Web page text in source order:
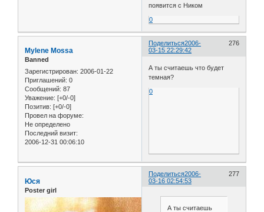
появится с Ником
0
Поделиться 276
2006-
03-15 22:29:42
Mylene Mossa
Banned
Зарегистрирован: 2006-01-22
Приглашений: 0
Сообщений: 87
Уважение: [+0/-0]
Позитив: [+0/-0]
Провел на форуме:
Не определено
Последний визит:
2006-12-31 00:06:10
А ты считаешь что будет
темная?
0
Поделиться 277
2006-
03-16 02:54:53
Юся
Poster girl
А ты считаешь